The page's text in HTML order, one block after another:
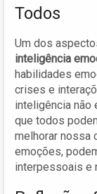
Todos
Um dos
inteligência
habilidades
crises e
inteligência não
que todos
melhorar nossa
emoções,
interpessoais e